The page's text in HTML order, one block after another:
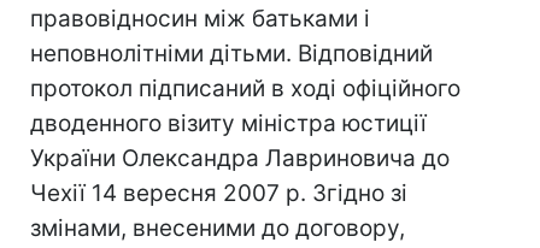
правовідносин між батьками і
неповнолітніми дітьми. Відповідний
протокол підписаний в ході офіційного
дводенного візиту міністра юстиції
України Олександра Лавриновича до
Чехії 14 вересня 2007 р. Згідно зі
змінами, внесеними до договору,